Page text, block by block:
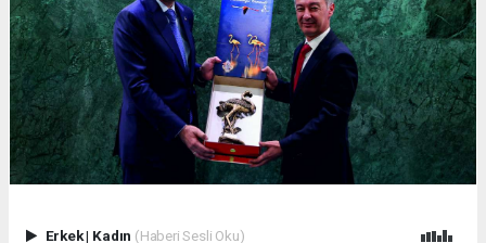
Erkek| Kadın (Haberi Sesli Oku)